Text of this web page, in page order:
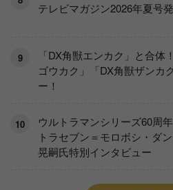
テレビマガジン2026年夏号
「DX角獣エンカク」と合
ゴウカク」「DX角獣ザンカ
ー！
ウルトラマンシリーズ60周
トラセブン＝モロボシ・ダ
晃嗣氏特別インタビュー